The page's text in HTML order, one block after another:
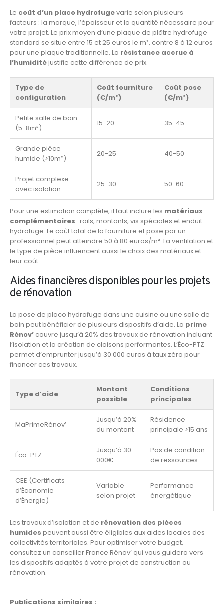
Le coût d’un placo hydrofugevarie selon plusieurs
facteurs : la marque, l’épaisseur et la quantité nécessaire pour
votre projet. Le prix moyen d’une plaque de plâtre hydrofuge
standard se situe entre 15 et 25 euros le m², contre 8 à 12 euros
pour une plaque traditionnelle. La résistance accrue à
l’humiditéjustifie cette différence de prix.
Type de
configuration
Coût fourniture
(€/m²)
Coût pose
(€/m²)
Petite salle de bain
(5-8m²)
15-20 35-45
Grande pièce
humide (>10m²)
20-25 40-50
Projet complexe
avec isolation
25-30 50-60
Pour une estimation complète, il faut inclure les matériaux
complémentaires : rails, montants, vis spéciales et enduit
hydrofuge. Le coût total de la fourniture et pose par un
professionnel peut atteindre 50 à 80 euros/m². La ventilation et
le type de pièce influencent aussi le choix des matériaux et
leur coût.
Aides financières disponibles pour les projets
de rénovation
La pose de placo hydrofuge dans une cuisine ou une salle de
bain peut bénéficier de plusieurs dispositifs d’aide. La prime
Rénov’ couvre jusqu’à 20% des travaux de rénovation incluant
l’isolation et la création de cloisons performantes. L’Éco-PTZ
permet d’emprunter jusqu’à 30 000 euros à taux zéro pour
financer ces travaux.
Type d’aide
Montant
possible
Conditions
principales
MaPrimeRénov’
Jusqu’à 20%
du montant
Résidence
principale >15 ans
Éco-PTZ
Jusqu’à 30
000€
Pas de condition
de ressources
CEE (Certificats
d’Économie
d’Énergie)
Variable
selon projet
Performance
énergétique
Les travaux d’isolation et de rénovation des pièces
humides peuvent aussi être éligibles aux aides locales des
collectivités territoriales. Pour optimiser votre budget,
consultez un conseiller France Rénov’ qui vous guidera vers
les dispositifs adaptés à votre projet de construction ou
rénovation.
Publications similaires :